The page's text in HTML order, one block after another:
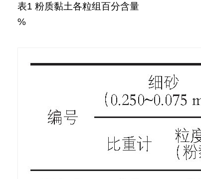
表1 粉质黏土各粒组百分含量
%